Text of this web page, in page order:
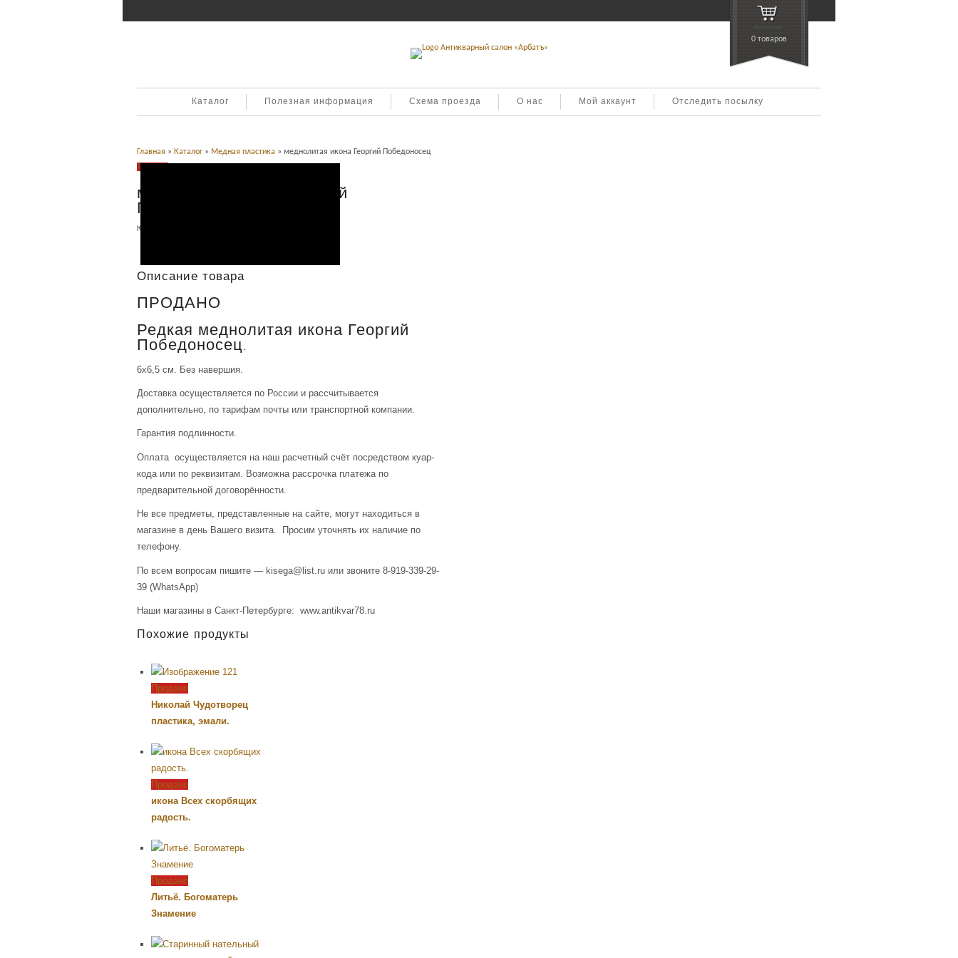
0 товаров
Каталог Полезная информация Схема проезда О нас Мой аккаунт Отследить посылку
Главная » Каталог » Медная пластика » меднолитая икона Георгий Победоносец
Продано
меднолитая икона Георгий
Победоносец
Категория:
Описание товара
ПРОДАНО
Редкая меднолитая икона Георгий
Победоносец.
6х6,5 см. Без навершия.
Доставка осуществляется по России и рассчитывается
дополнительно, по тарифам почты или транспортной компании.
Гарантия подлинности.
Оплата осуществляется на наш расчетный счёт посредством куар-
кода или по реквизитам. Возможна рассрочка платежа по
предварительной договорённости.
Не все предметы, представленные на сайте, могут находиться в
магазине в день Вашего визита. Просим уточнять их наличие по
телефону.
По всем вопросам пишите — kisega@list.ru или звоните 8-919-339-29-
39 (WhatsApp)
Наши магазины в Санкт-Петербурге: www.antikvar78.ru
Похожие продукты
Продано
Николай Чудотворец
пластика, эмали.
Продано
икона Всех скорбящих
радость.
Продано
Литьё. Богоматерь
Знамение